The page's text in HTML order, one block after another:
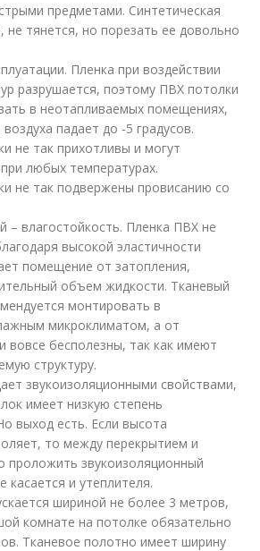
предметами. Синтетическая
не тянется, но порезать ее довольно
Пленка при воздействии
разрушается, поэтому ПВХ потолки
в неотапливаемых помещениях,
падает до -5 градусов.
не так прихотливы и могут
любых температурах.
не так подвержены провисанию со
– влагостойкость. Пленка ПВХ не
высокой эластичности
помещение от затопления,
объем жидкости. Тканевый
монтировать в
микроклиматом, а от
вовсе бесполезны, так как имеют
структуру.
звукоизоляционными свойствами,
имеет низкую степень
выход есть. Если высота
то между перекрытием и
звукоизоляционный
касается и утеплителя.
шириной не более 3 метров,
комнате на потолке обязательно
Тканевое полотно имеет ширину